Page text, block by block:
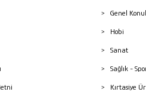
Genel
Hobi
Sanat
Sağlık -
Kırtasiye